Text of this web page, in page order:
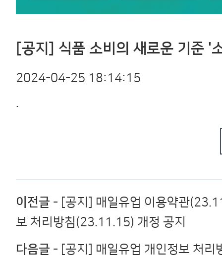
[공지] 식품 소비의 새로운 기준 '
2024-04-25 18:14:15
.
이전글 - [공지] 매일유업 이용약관
보 처리방침(23.11.15) 개정 공지
다음글 - [공지] 매일유업 개인정보 처리